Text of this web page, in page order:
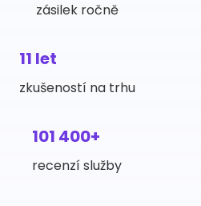
zásilek ročně
11 let
zkušeností na trhu
101 400+
recenzí služby